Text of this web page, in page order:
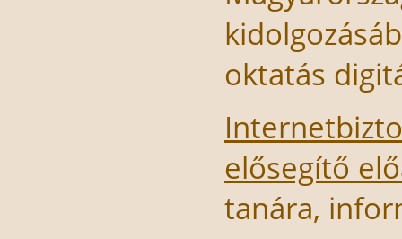
oktatás
elősegítő
tanára,